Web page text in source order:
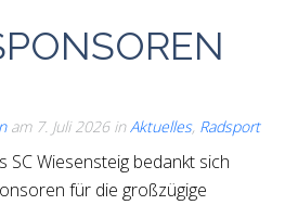
am 7. Juli 2026inAktuelles, Radsport
SC Wiesensteig bedankt sich
für die großzügige